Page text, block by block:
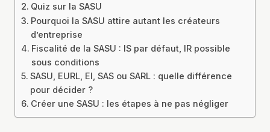
Quiz sur la SASU
Pourquoi la SASU attire autant les créateurs
d’entreprise
Fiscalité de la SASU : IS par défaut, IR possible
sous conditions
SASU, EURL, EI, SAS ou SARL : quelle différence
pour décider ?
Créer une SASU : les étapes à ne pas négliger